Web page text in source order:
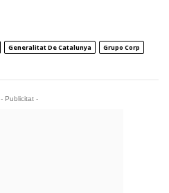
Generalitat De Catalunya
Grupo Corp
- Publicitat -